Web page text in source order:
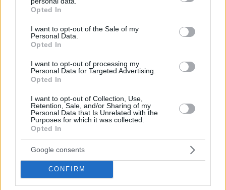
grant or deny consent to Google and its third-party tags to
use your data for below specified purposes in below Google
consent section.
Opted In
I want to opt-out of the Sale of my
Personal Data.
Opted In
I want to opt-out of processing my
Personal Data for Targeted Advertising.
Opted In
I want to opt-out of Collection, Use,
Retention, Sale, and/or Sharing of my
Personal Data that Is Unrelated with the
Purposes for which it was collected.
Opted In
Google consents
CONFIRM